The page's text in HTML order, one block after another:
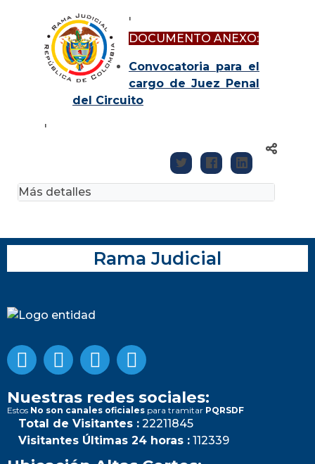
'
DOCUMENTO ANEXO:
Convocatoria para el
cargo de Juez Penal
del Circuito
'
Más detalles
Rama Judicial
Nuestras redes sociales:
Estos No son canales oficiales para tramitar PQRSDF
Total de Visitantes : 22211845
Visitantes Últimas 24 horas : 112339